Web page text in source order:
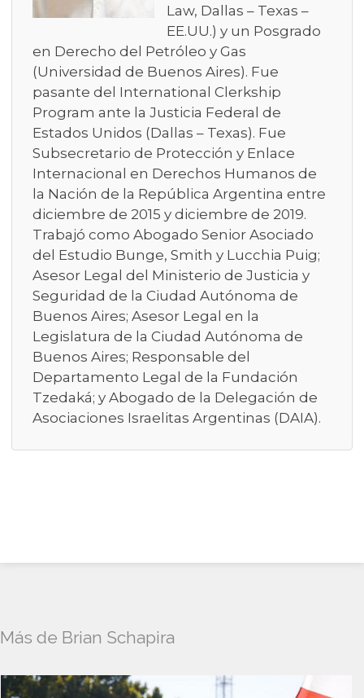
Law, Dallas – Texas –
EE.UU.) y un Posgrado
en Derecho del Petróleo y Gas
(Universidad de Buenos Aires). Fue
pasante del International Clerkship
Program ante la Justicia Federal de
Estados Unidos (Dallas – Texas). Fue
Subsecretario de Protección y Enlace
Internacional en Derechos Humanos de
la Nación de la República Argentina entre
diciembre de 2015 y diciembre de 2019.
Trabajó como Abogado Senior Asociado
del Estudio Bunge, Smith y Lucchia Puig;
Asesor Legal del Ministerio de Justicia y
Seguridad de la Ciudad Autónoma de
Buenos Aires; Asesor Legal en la
Legislatura de la Ciudad Autónoma de
Buenos Aires; Responsable del
Departamento Legal de la Fundación
Tzedaká; y Abogado de la Delegación de
Asociaciones Israelitas Argentinas (DAIA).
Más de Brian Schapira